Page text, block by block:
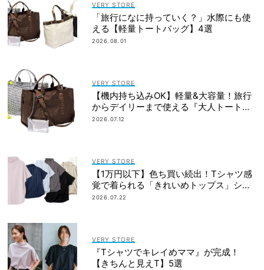
VERY STORE
「旅行になに持っていく？」水際にも使
える【軽量トートバッグ】4選
2026.08.01
VERY STORE
【機内持ち込みOK】軽量&大容量！旅行
からデイリーまで使える『大人トートバ
ッグ』
2026.07.12
VERY STORE
【1万円以下】色ち買い続出！Tシャツ感
覚で着られる「きれいめトップス」シワ
にならない
2026.07.22
VERY STORE
『Tシャツでキレイめママ』が完成！
【きちんと見えT】5選